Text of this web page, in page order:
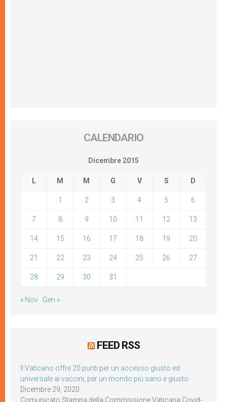
CALENDARIO
Dicembre 2015
L M M G V S D
1 2 3 4 5 6
7 8 9 10 11 12 13
14 15 16 17 18 19 20
21 22 23 24 25 26 27
28 29 30 31
« Nov Gen »
FEED RSS
Il Vaticano offre 20 punti per un accesso giusto ed
universale ai vaccini, per un mondo più sano e giusto
Dicembre 29, 2020
Comunicato Stampa della Commissione Vaticana Covid-